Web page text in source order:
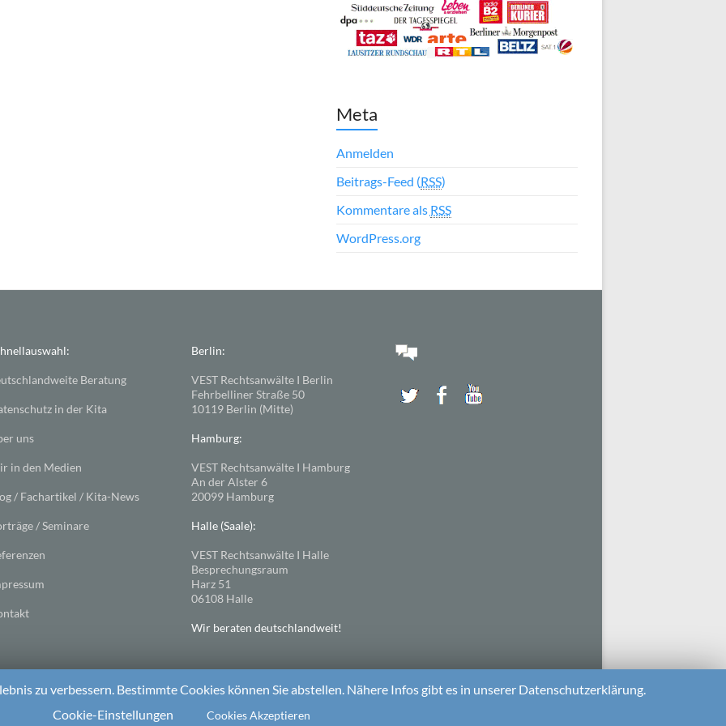
Meta
Anmelden
Beitrags-Feed (RSS)
Kommentare als RSS
WordPress.org
Beratung
in der Kita
uns
in den Medien
/ Fachartikel / Kita-News
/ Seminare
Berlin:
VEST Rechtsanwälte I Berlin
Fehrbelliner Straße 50
10119 Berlin (Mitte)
Hamburg:
VEST Rechtsanwälte I Hamburg
An der Alster 6
20099 Hamburg
Halle (Saale):
VEST Rechtsanwälte I Halle
Besprechungsraum
Harz 51
06108 Halle
Wir beraten deutschlandweit!
zu verbessern. Bestimmte Cookies können Sie abstellen. Nähere Infos gibt es in unserer Datenschutzerklärung.
Cookie-Einstellungen
Cookies Akzeptieren